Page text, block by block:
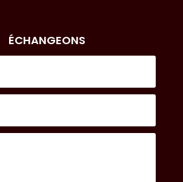
ÉCHANGEONS